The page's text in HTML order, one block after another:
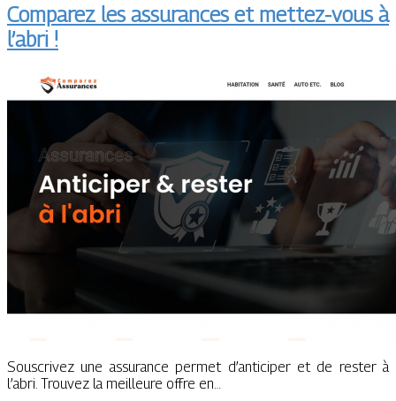
Comparez les assurances et mettez-vous à
l’abri !
Souscrivez une assurance permet d’anticiper et de rester à
l’abri. Trouvez la meilleure offre en…